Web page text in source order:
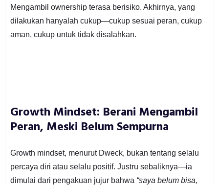
Mengambil ownership terasa berisiko. Akhirnya, yang
dilakukan hanyalah cukup—cukup sesuai peran, cukup
aman, cukup untuk tidak disalahkan.
Growth Mindset: Berani Mengambil
Peran, Meski Belum Sempurna
Growth mindset, menurut Dweck, bukan tentang selalu
percaya diri atau selalu positif. Justru sebaliknya—ia
dimulai dari pengakuan jujur bahwa “saya belum bisa,